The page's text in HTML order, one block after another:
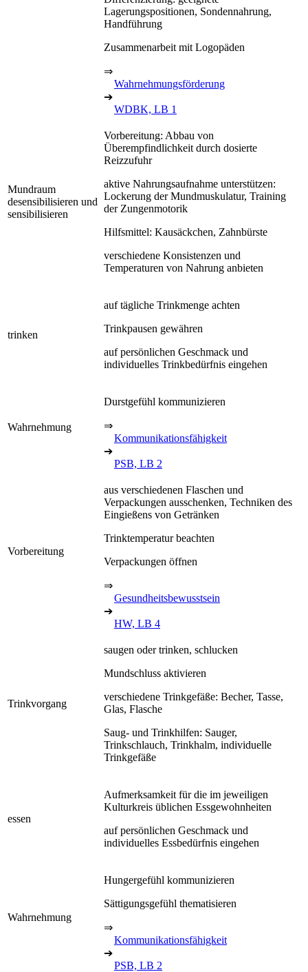
Lagerungspositionen, Sondennahrung,
Handführung
Zusammenarbeit mit Logopäden
⇒
Wahrnehmungsförderung
➔
WDBK, LB 1
Mundraum
desensibilisieren und
sensibilisieren
Vorbereitung: Abbau von
Überempfindlichkeit durch dosierte
Reizzufuhr
aktive Nahrungsaufnahme unterstützen:
Lockerung der Mundmuskulatur, Training
der Zungenmotorik
Hilfsmittel: Kausäckchen, Zahnbürste
verschiedene Konsistenzen und
Temperaturen von Nahrung anbieten
trinken
auf tägliche Trinkmenge achten
Trinkpausen gewähren
auf persönlichen Geschmack und
individuelles Trinkbedürfnis eingehen
Wahrnehmung
Durstgefühl kommunizieren
⇒
Kommunikationsfähigkeit
➔
PSB, LB 2
Vorbereitung
aus verschiedenen Flaschen und
Verpackungen ausschenken, Techniken des
Eingießens von Getränken
Trinktemperatur beachten
Verpackungen öffnen
⇒
Gesundheitsbewusstsein
➔
HW, LB 4
Trinkvorgang
saugen oder trinken, schlucken
Mundschluss aktivieren
verschiedene Trinkgefäße: Becher, Tasse,
Glas, Flasche
Saug- und Trinkhilfen: Sauger,
Trinkschlauch, Trinkhalm, individuelle
Trinkgefäße
essen
Aufmerksamkeit für die im jeweiligen
Kulturkreis üblichen Essgewohnheiten
auf persönlichen Geschmack und
individuelles Essbedürfnis eingehen
Wahrnehmung
Hungergefühl kommunizieren
Sättigungsgefühl thematisieren
⇒
Kommunikationsfähigkeit
➔
PSB, LB 2